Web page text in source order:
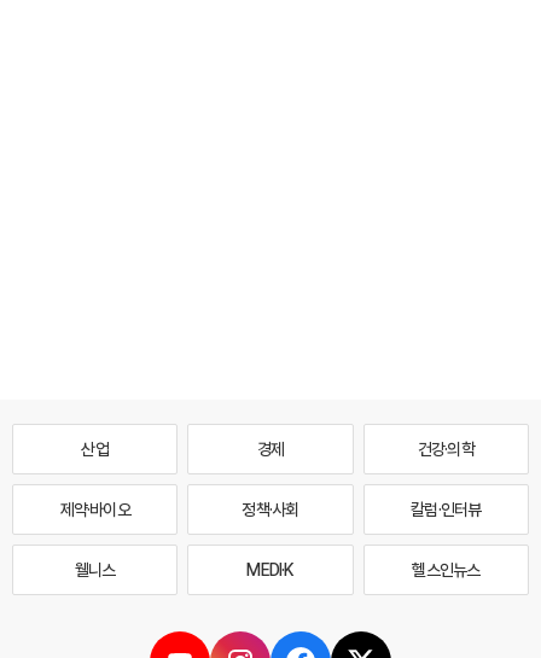
산업 경제 건강·의학
제약·바이오 정책·사회 칼럼·인터뷰
웰니스 MEDI·K 헬스인뉴스